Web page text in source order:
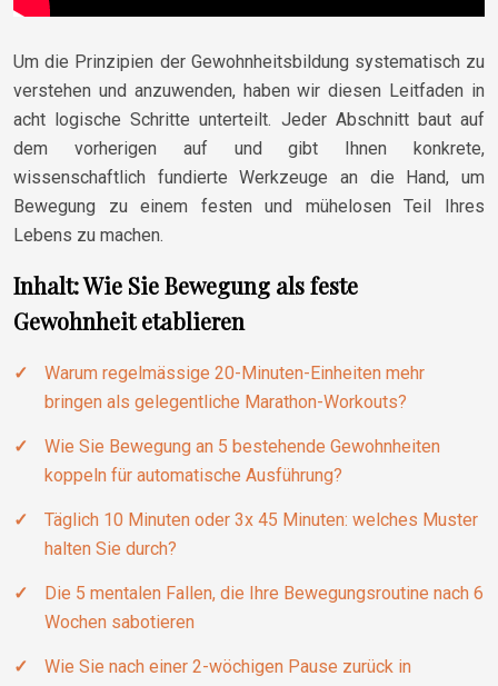
Um die Prinzipien der Gewohnheitsbildung systematisch zu
verstehen und anzuwenden, haben wir diesen Leitfaden in
acht logische Schritte unterteilt. Jeder Abschnitt baut auf
dem vorherigen auf und gibt Ihnen konkrete,
wissenschaftlich fundierte Werkzeuge an die Hand, um
Bewegung zu einem festen und mühelosen Teil Ihres
Lebens zu machen.
Inhalt: Wie Sie Bewegung als feste
Gewohnheit etablieren
Warum regelmässige 20-Minuten-Einheiten mehr
bringen als gelegentliche Marathon-Workouts?
Wie Sie Bewegung an 5 bestehende Gewohnheiten
koppeln für automatische Ausführung?
Täglich 10 Minuten oder 3x 45 Minuten: welches Muster
halten Sie durch?
Die 5 mentalen Fallen, die Ihre Bewegungsroutine nach 6
Wochen sabotieren
Wie Sie nach einer 2-wöchigen Pause zurück in